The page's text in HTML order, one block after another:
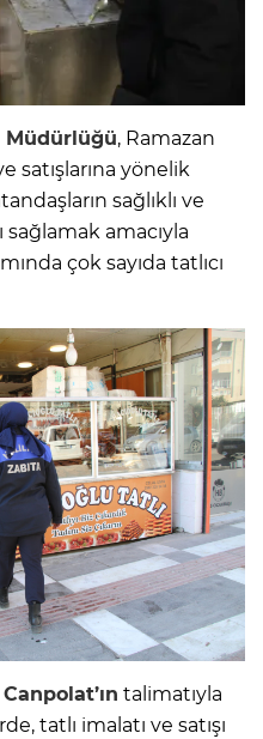
Müdürlüğü, Ramazan
satışlarına yönelik
sağlıklı ve
sağlamak amacıyla
çok sayıda tatlıcı
talimatıyla
tatlı imalatı ve satışı